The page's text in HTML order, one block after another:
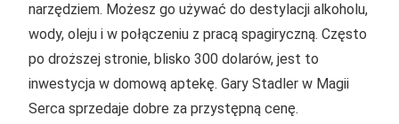
narzędziem. Możesz go używać do destylacji alkoholu,
wody, oleju i w połączeniu z pracą spagiryczną. Często
po droższej stronie, blisko 300 dolarów, jest to
inwestycja w domową aptekę. Gary Stadler w Magii
Serca sprzedaje dobre za przystępną cenę.